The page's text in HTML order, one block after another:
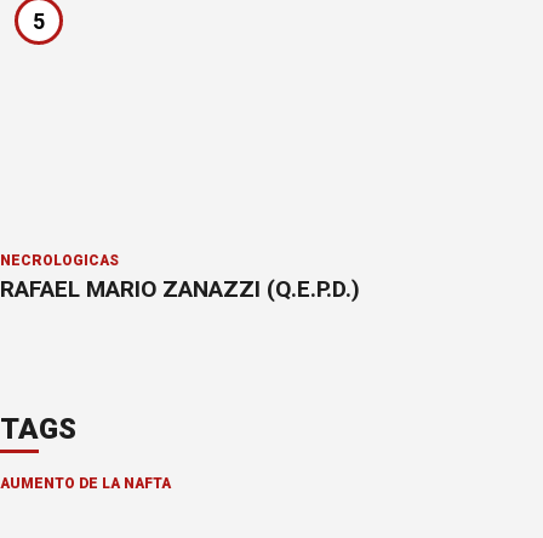
5
NECROLÓGICAS
RAFAEL MARIO ZANAZZI (Q.E.P.D.)
TAGS
AUMENTO DE LA NAFTA